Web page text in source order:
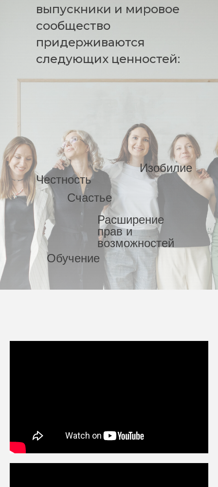
выпускники и мировое
сообщество
придерживаются
следующих ценностей:
Честность
Обучение
Счастье
Расширение
прав и
возможностей
Изобилие